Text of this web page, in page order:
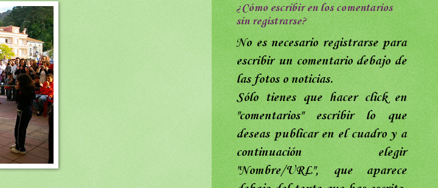
¿Cómo escribir en los comentarios
sin registrarse?
No es necesario registrarse para
escribir un comentario debajo de
las fotos o noticias.
Sólo tienes que hacer click en
"comentarios"escribir lo que
deseas publicar en el cuadro y a
continuación elegir
"Nombre/URL",que aparece